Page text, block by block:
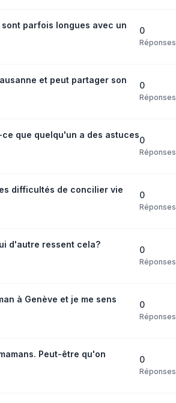
parfois longues avec un
0
Réponses
et peut partager son
0
Réponses
que quelqu'un a des astuces
0
Réponses
difficultés de concilier vie
0
Réponses
d'autre ressent cela?
0
Réponses
à Genève et je me sens
0
Réponses
Peut-être qu'on
0
Réponses